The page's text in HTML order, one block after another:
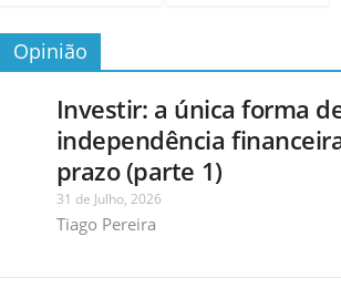
Opinião
Investir: a única forma
independência
prazo (parte 1)
31 de Julho, 2026
Tiago Pereira